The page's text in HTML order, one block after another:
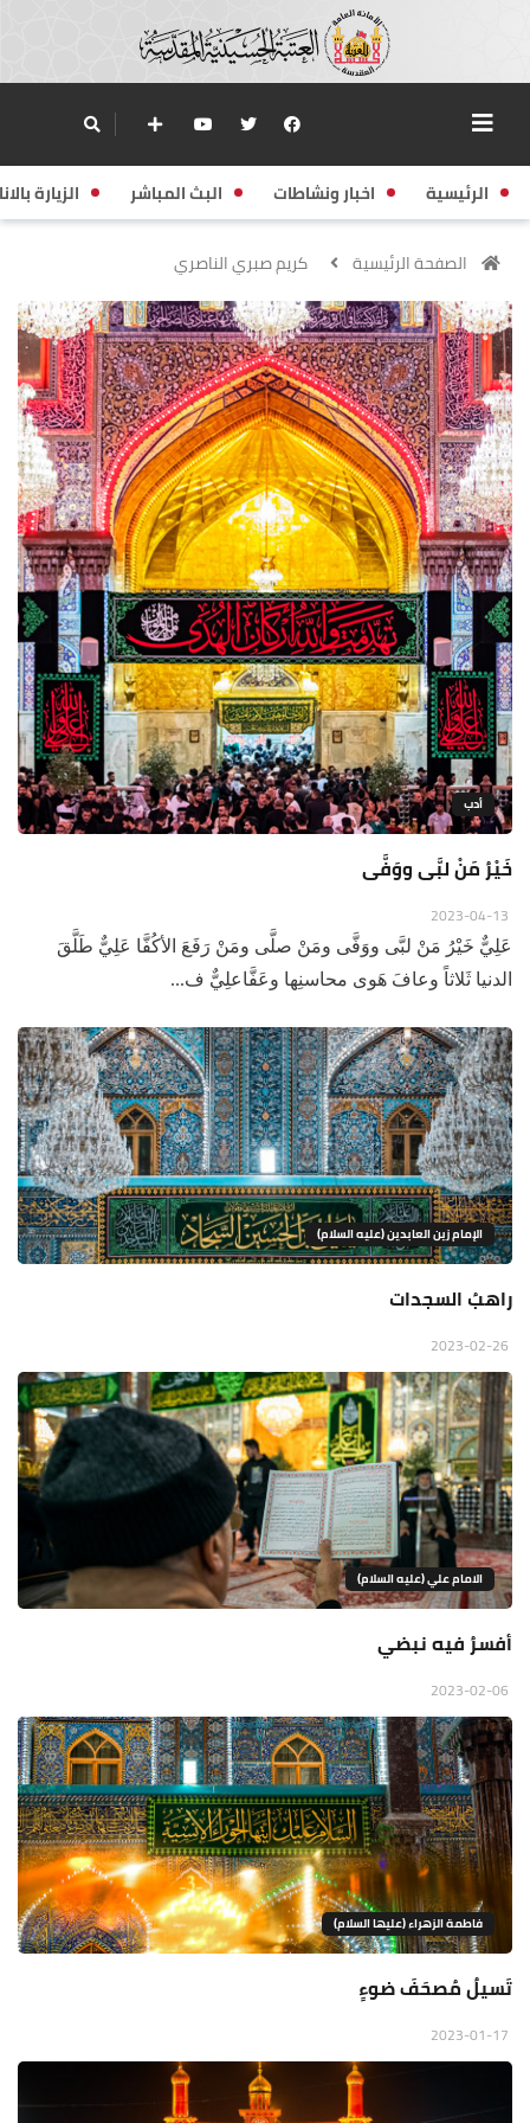
الرئيسية اخبار ونشاطات البث المباشر الزيارة
الصفحة الرئيسية كريم صبري الناصري
أدب
خَيْرُ مَنْ لبَّى ووَفَّى
عَلِيٌّ خَيْرُ مَنْ لبَّى ووَفَّى ومَنْ صلَّى ومَنْ رَفَعَ الأكُفَّا عَلِيٌّ طَلَّقَ
الدنيا ثَلاثاً وعافَ هَوى محاسنِها وعَفَّاعلِيٌّ ف...
الإمام زين العابدين (عليه السلام)
راهبُ السجدات
الامام علي (عليه السلام)
أفسرُ فيه نبضي
فاطمة الزهراء (عليها السلام)
تَسيلُ مُصحَفَ ضوءٍ